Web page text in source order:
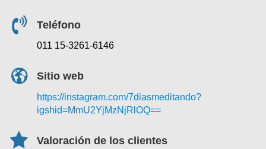
Teléfono
011 15-3261-6146
Sitio web
https://instagram.com/7diasmeditando?
igshid=MmU2YjMzNjRlOQ==
Valoración de los clientes